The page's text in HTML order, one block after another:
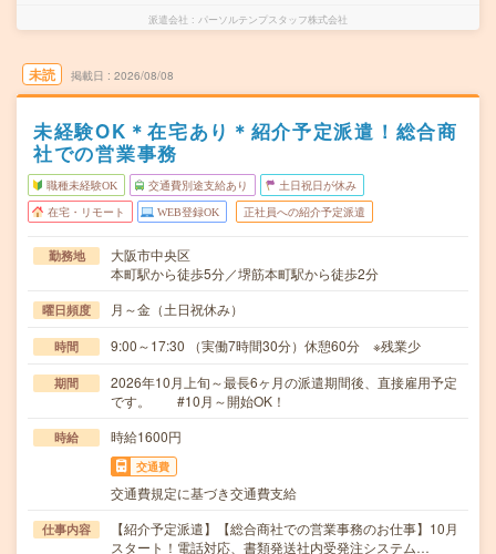
派遣会社 パーソルテンプスタッフ株式会社
未読 掲載日 2026/08/08
未経験OK＊在宅あり＊紹介予定派遣！総合商
社での営業事務
職種未経験OK 交通費別途支給あり 土日祝日が休み
在宅・リモート WEB登録OK 正社員への紹介予定派遣
勤務地
大阪市中央区
本町駅から徒歩5分／堺筋本町駅から徒歩2分
曜日頻度 月～金（土日祝休み）
時間 9:00～17:30 （実働7時間30分）休憩60分 ※残業少
期間
2026年10月上旬～最長6ヶ月の派遣期間後、直接雇用予定
です。 #10月～開始OK！
時給 時給1600円
交通費
交通費規定に基づき交通費支給
仕事内容
【紹介予定派遣】【総合商社での営業事務のお仕事】10月
スタート！電話対応、書類発送社内受発注システム…